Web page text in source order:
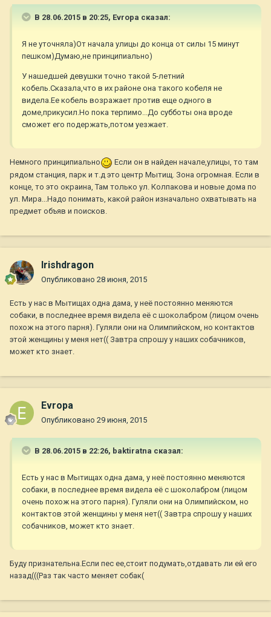
В 28.06.2015 в 20:25, Evropa сказал:
Я не уточняла)От начала улицы до конца от силы 15 минут
пешком)Думаю,не принципиально)
У нашедшей девушки точно такой 5-летний
кобель.Сказала,что в их районе она такого кобеля не
видела.Ее кобель возражает против еще одного в
доме,прикусил.Но пока терпимо...До субботы она вроде
сможет его подержать,потом уезжает.
Немного принципиально
Если он в найден начале,улицы, то там
рядом станция, парк и т.д это центр Мытищ. Зона огромная. Если в
конце, то это окраина, Там только ул. Колпакова и новые дома по
ул. Мира...Надо понимать, какой район изначально охватывать на
предмет объяв и поисков.
Irishdragon
Опубликовано 28 июня, 2015
Есть у нас в Мытищах одна дама, у неё постоянно меняются
собаки, в последнее время видела её с шоколабром (лицом очень
похож на этого парня). Гуляли они на Олимпийском, но контактов
этой женщины у меня нет(( Завтра спрошу у наших собачников,
может кто знает.
Evropa
Опубликовано 29 июня, 2015
В 28.06.2015 в 22:26, baktiratna сказал:
Есть у нас в Мытищах одна дама, у неё постоянно меняются
собаки, в последнее время видела её с шоколабром (лицом
очень похож на этого парня). Гуляли они на Олимпийском, но
контактов этой женщины у меня нет(( Завтра спрошу у наших
собачников, может кто знает.
Буду признательна.Если пес ее,стоит подумать,отдавать ли ей его
назад(((Раз так часто меняет собак(